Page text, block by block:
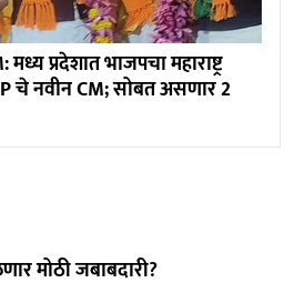
प्रदेशात भाजपचा महाराष्ट्र
चे नवीन CM; सोबत असणार 2
मोठी जबाबदारी?